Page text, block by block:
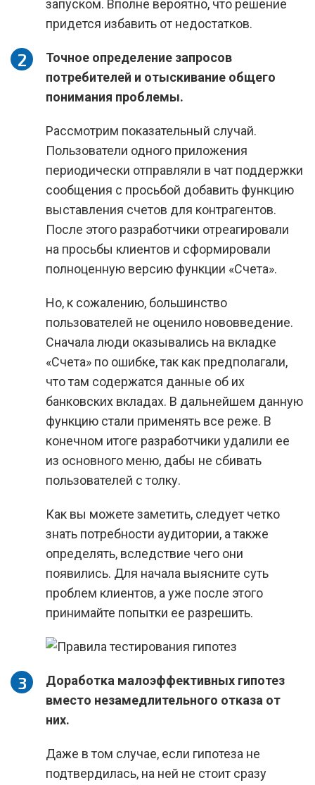
запуском. Вполне вероятно, что решение
придется избавить от недостатков.
Точное определение запросов
потребителей и отыскивание общего
понимания проблемы.
Рассмотрим показательный случай.
Пользователи одного приложения
периодически отправляли в чат поддержки
сообщения с просьбой добавить функцию
выставления счетов для контрагентов.
После этого разработчики отреагировали
на просьбы клиентов и сформировали
полноценную версию функции «Счета».
Но, к сожалению, большинство
пользователей не оценило нововведение.
Сначала люди оказывались на вкладке
«Счета» по ошибке, так как предполагали,
что там содержатся данные об их
банковских вкладах. В дальнейшем данную
функцию стали применять все реже. В
конечном итоге разработчики удалили ее
из основного меню, дабы не сбивать
пользователей с толку.
Как вы можете заметить, следует четко
знать потребности аудитории, а также
определять, вследствие чего они
появились. Для начала выясните суть
проблем клиентов, а уже после этого
принимайте попытки ее разрешить.
Доработка малоэффективных гипотез
вместо незамедлительного отказа от
них.
Даже в том случае, если гипотеза не
подтвердилась, на ней не стоит сразу